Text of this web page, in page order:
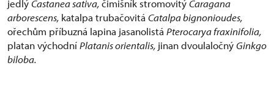
jedlýCastanea sativa,čimišník stromovitýCaragana
arborescens, katalpa trubačovitá Catalpa bignonioudes,
ořechům příbuzná lapina jasanolistá Pterocarya fraxinifolia,
platan východníPlatanis orientalis, jinan dvoulaločnýGinkgo
biloba.